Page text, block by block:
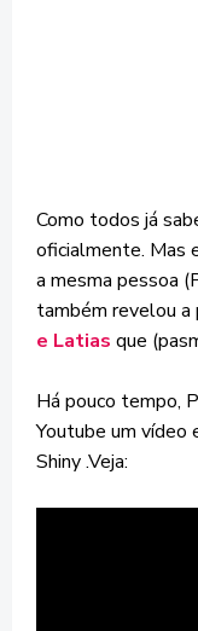
Como todos já
oficialmente. Mas
a mesma pessoa
também revelou a
e Latias que
Há pouco tempo,
Youtube um vídeo
Shiny .Veja: